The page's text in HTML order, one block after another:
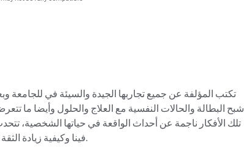
تكتب المؤلفة عن جميع تجاربها الجيدة والسيئة في للجامعة
شبح البطالة والحالات النفسية مع العلاج والحلول وأيضا ما
تلك الأفكار ناجمة عن أحداث الواقعة في حياتها الشخصية،
فينا وكيفية زيادة الثقة في أنفسنا، كيفية التغلب على الفراغ والإحساس بالوحدة بعد الجامعة.